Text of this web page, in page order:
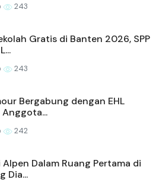
243
Gratis di Banten 2026, SPP
243
Bergabung dengan EHL
242
Dalam Ruang Pertama di
Dia...